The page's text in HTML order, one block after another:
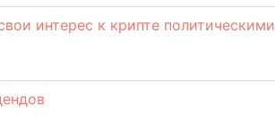
интерес к крипте политическими